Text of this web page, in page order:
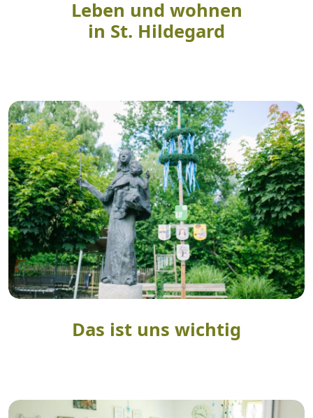
Leben und wohnen
in St. Hildegard
Das ist uns wichtig